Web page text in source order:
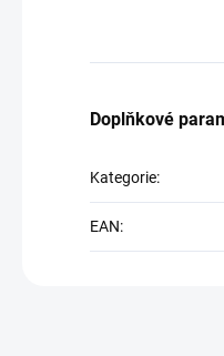
Doplňkové
Kategorie:
EAN: